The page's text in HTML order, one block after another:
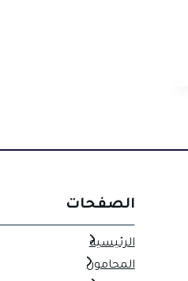
الصفحات
الرئيسية
المحامون